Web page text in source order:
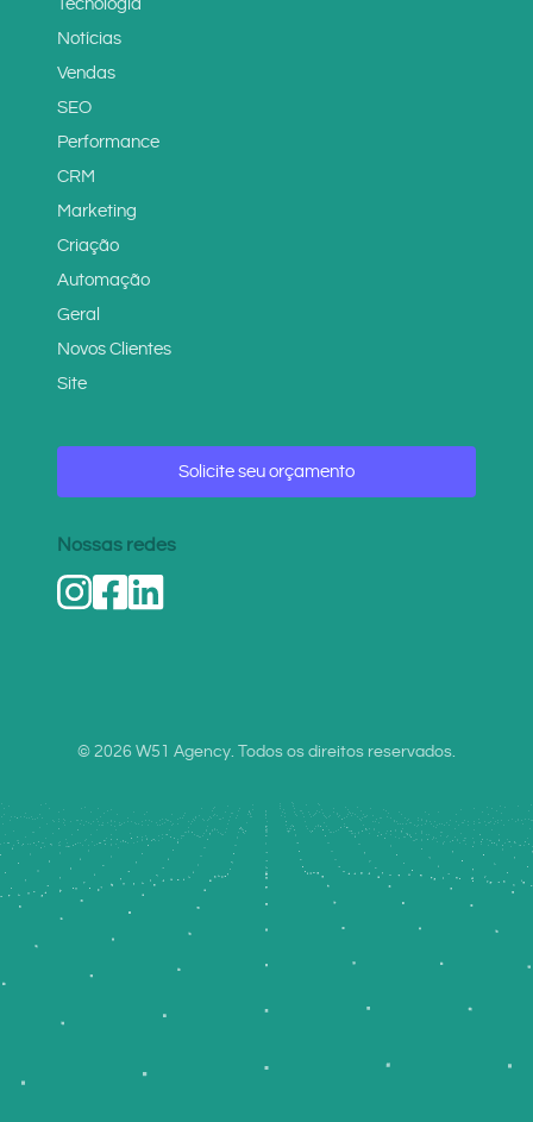
Tecnologia
Notícias
Vendas
SEO
Performance
CRM
Marketing
Criação
Automação
Geral
Novos Clientes
Site
Solicite seu orçamento
Nossas redes
© 2026 W51 Agency. Todos os direitos reservados.